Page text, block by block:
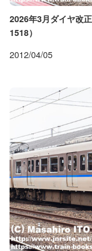
2026年3月ダイヤ改
1518）
2012/04/05